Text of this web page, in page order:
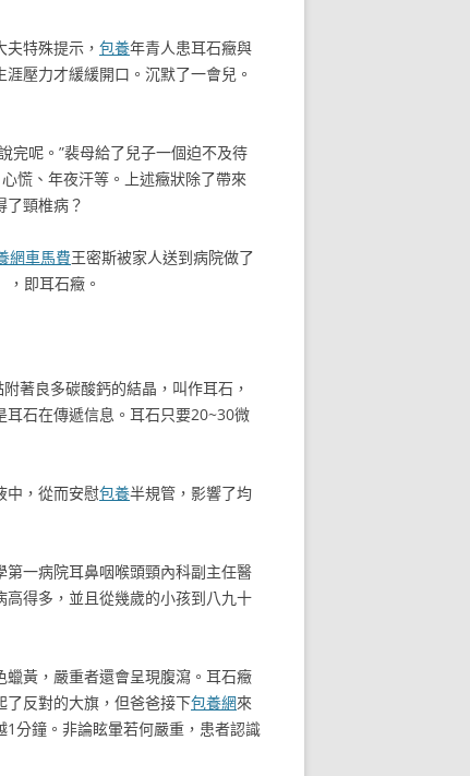
特殊提示， 包養年青人患耳石癥與
壓力才緩緩開口。沉默了一會兒。
完呢。”裴母給了兒子一個迫不及待
慌、年夜汗等。上述癥狀除了帶來
頸椎病？
網車馬費王密斯被家人送到病院做了
即耳石癥。
著良多碳酸鈣的結晶，叫作耳石，
石在傳遞信息。耳石只要20~30微
中，從而安慰包養半規管，影響了均
第一病院耳鼻咽喉頭頸內科副主任醫
得多，並且從幾歲的小孩到八九十
黃，嚴重者還會呈現腹瀉。耳石癥
了反對的大旗，但爸爸接下包養網來
分鐘。非論眩暈若何嚴重，患者認識